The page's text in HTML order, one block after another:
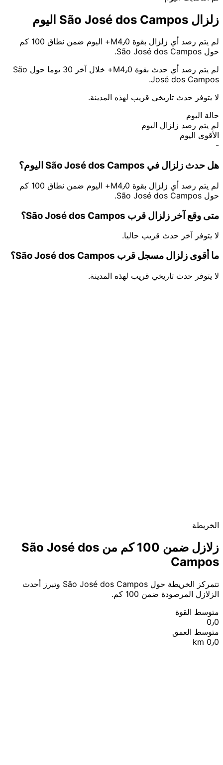
زلزال São José dos Campos اليوم
لم يتم رصد أي زلزال بقوة M4٫0+ اليوم ضمن نطاق 100 كم
حول São José dos Campos.
لم يتم رصد أي حدث بقوة M4٫0+ خلال آخر 30 يوما حول São
José dos Campos.
لا يتوفر حدث تاريخي قريب لهذه المدينة.
حالة اليوم
لم يتم رصد زلزال اليوم
الأقوى اليوم
-
هل حدث زلزال في São José dos Campos اليوم؟
لم يتم رصد أي زلزال بقوة M4٫0+ اليوم ضمن نطاق 100 كم
حول São José dos Campos.
متى وقع آخر زلزال قرب São José dos Campos؟
لا يتوفر آخر حدث قريب حاليا.
ما أقوى زلزال مسجل قرب São José dos Campos؟
لا يتوفر حدث تاريخي قريب لهذه المدينة.
الخريطة
زلازل ضمن 100 كم من São José dos
Campos
تتمركز الخريطة حول São José dos Campos وتبرز أحدث
الزلازل المرصودة ضمن 100 كم.
متوسط القوة
0٫0
متوسط العمق
0٫0 km
Leaflet
© OpenStreetMap contributors